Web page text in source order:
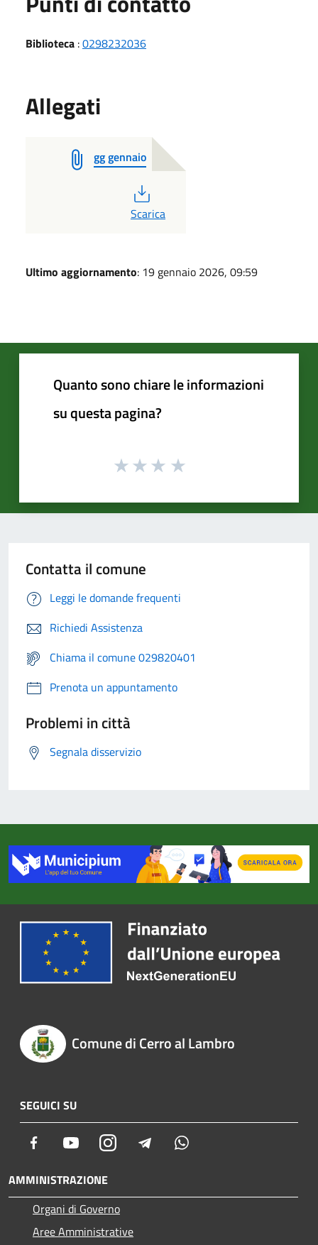
Biblioteca :0298232036
Allegati
gg gennaio
PDF
Scarica
Ultimo aggiornamento: 19 gennaio 2026, 09:59
Quanto sono chiare le informazioni
su questa pagina?
Contatta il comune
Leggi le domande frequenti
Richiedi Assistenza
Chiama il comune 029820401
Prenota un appuntamento
Problemi in città
Segnala disservizio
Comune di Cerro al Lambro
SEGUICI SU
Facebook YoutubeInstagram Telegram
AMMINISTRAZIONE
Organi di Governo
Aree Amministrative